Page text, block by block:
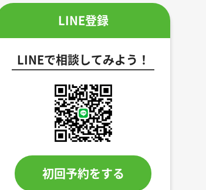
LINE登録
LINEで相談してみよう！
初回予約をする